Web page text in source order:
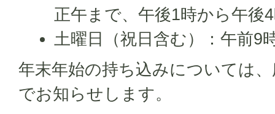
正午まで、午後1時から午後
土曜日（祝日含む）：午前9
年末年始の持ち込みについては
でお知らせします。